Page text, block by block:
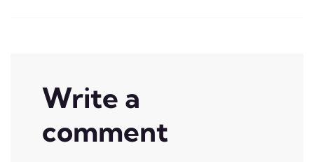
Write a
comment